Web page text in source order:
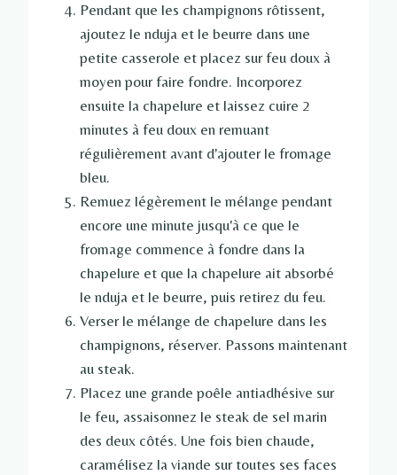
Pendant que les champignons rôtissent,
ajoutez le nduja et le beurre dans une
petite casserole et placez sur feu doux à
moyen pour faire fondre. Incorporez
ensuite la chapelure et laissez cuire 2
minutes à feu doux en remuant
régulièrement avant d'ajouter le fromage
bleu.
Remuez légèrement le mélange pendant
encore une minute jusqu'à ce que le
fromage commence à fondre dans la
chapelure et que la chapelure ait absorbé
le nduja et le beurre, puis retirez du feu.
Verser le mélange de chapelure dans les
champignons, réserver. Passons maintenant
au steak.
Placez une grande poêle antiadhésive sur
le feu, assaisonnez le steak de sel marin
des deux côtés. Une fois bien chaude,
caramélisez la viande sur toutes ses faces